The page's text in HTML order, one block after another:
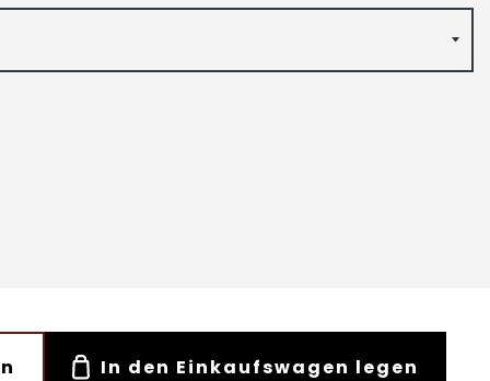
In den Einkaufswagen legen